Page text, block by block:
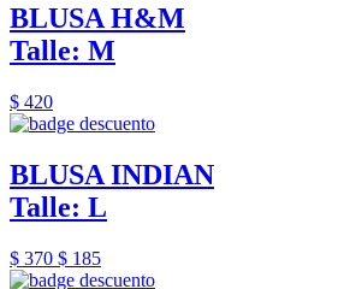
BLUSA H&M
Talle: M
$ 420
BLUSA INDIAN
Talle: L
$ 370 $ 185